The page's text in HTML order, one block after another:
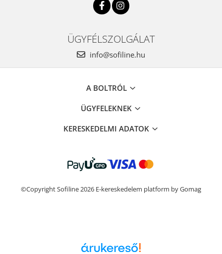
ÜGYFÉLSZOLGÁLAT
info@sofiline.hu
A BOLTRÓL
ÜGYFELEKNEK
KERESKEDELMI ADATOK
©Copyright Sofiline 2026 E-kereskedelem platform by Gomag